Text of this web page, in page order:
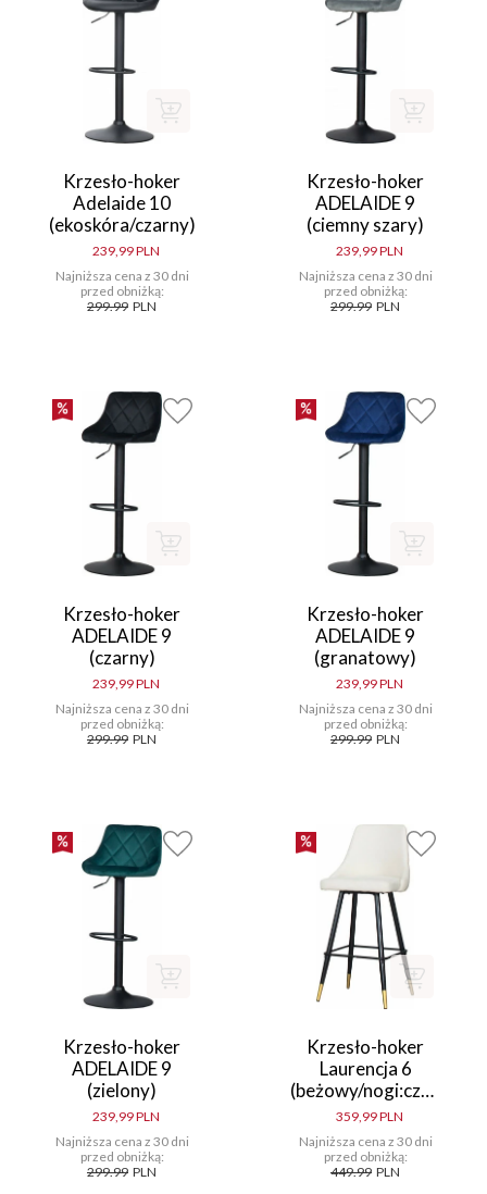
Krzesło-hoker
Adelaide 10
(ekoskóra/czarny)
239,99 PLN
Najniższa cena z 30 dni
przed obniżką:
299.99 PLN
Krzesło-hoker
ADELAIDE 9
(ciemny szary)
239,99 PLN
Najniższa cena z 30 dni
przed obniżką:
299.99 PLN
Krzesło-hoker
ADELAIDE 9
(czarny)
239,99 PLN
Najniższa cena z 30 dni
przed obniżką:
299.99 PLN
Krzesło-hoker
ADELAIDE 9
(granatowy)
239,99 PLN
Najniższa cena z 30 dni
przed obniżką:
299.99 PLN
Krzesło-hoker
ADELAIDE 9
(zielony)
239,99 PLN
Najniższa cena z 30 dni
przed obniżką:
299.99 PLN
Krzesło-hoker
Laurencja 6
(beżowy/nogi:czarno-
złote)
359,99 PLN
Najniższa cena z 30 dni
przed obniżką:
449.99 PLN